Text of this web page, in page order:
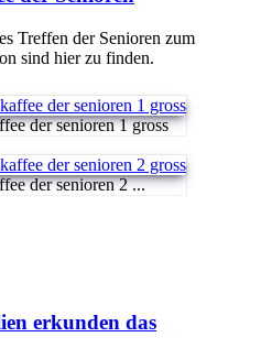
Treffen der Senioren zum
sind hier zu finden.
der senioren 1 gross
der senioren 2 ...
erkunden das